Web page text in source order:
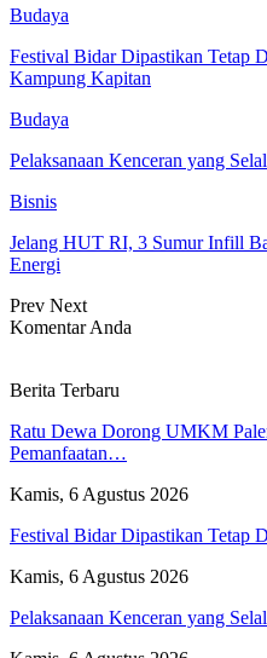
Budaya
Festival Bidar Dipastikan Tetap
Kampung Kapitan
Budaya
Pelaksanaan Kenceran yang
Bisnis
Jelang HUT RI, 3 Sumur Infill
Energi
Prev Next
Komentar Anda
Berita Terbaru
Ratu Dewa Dorong UMKM
Pemanfaatan…
Kamis, 6 Agustus 2026
Festival Bidar Dipastikan Tetap
Kamis, 6 Agustus 2026
Pelaksanaan Kenceran yang